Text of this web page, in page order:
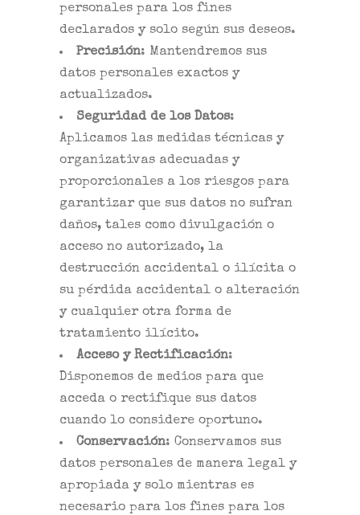
personales para los fines
declarados y solo según sus deseos.
Precisión: Mantendremos sus
datos personales exactos y
actualizados.
Seguridad de los Datos:
Aplicamos las medidas técnicas y
organizativas adecuadas y
proporcionales a los riesgos para
garantizar que sus datos no sufran
daños, tales como divulgación o
acceso no autorizado, la
destrucción accidental o ilícita o
su pérdida accidental o alteración
y cualquier otra forma de
tratamiento ilícito.
Acceso y Rectificación:
Disponemos de medios para que
acceda o rectifique sus datos
cuando lo considere oportuno.
Conservación: Conservamos sus
datos personales de manera legal y
apropiada y solo mientras es
necesario para los fines para los